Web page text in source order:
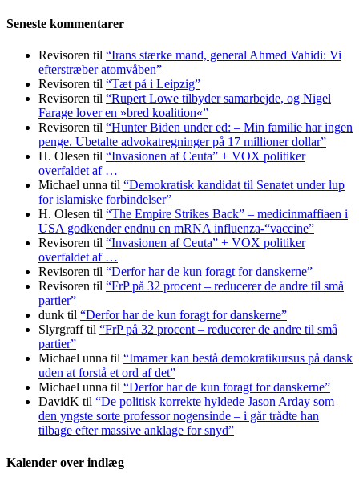
Seneste kommentarer
Revisoren til “Irans stærke mand, general Ahmed Vahidi: Vi
efterstræber atomvåben”
Revisoren til “Tæt på i Leipzig”
Revisoren til “Rupert Lowe tilbyder samarbejde, og Nigel
Farage lover en »bred koalition«”
Revisoren til “Hunter Biden under ed: – Min familie har ingen
penge. Ubetalte advokat­regninger på 17 millioner dollar”
H. Olesen til “Invasionen af Ceuta” + VOX politiker
overfaldet af …
Michael unna til “Demokratisk kandidat til Senatet under lup
for islamiske forbindelser”
H. Olesen til “The Empire Strikes Back” – medicinmaffiaen i
USA godkender endnu en mRNA influenza-“vaccine”
Revisoren til “Invasionen af Ceuta” + VOX politiker
overfaldet af …
Revisoren til “Derfor har de kun foragt for danskerne”
Revisoren til “FrP på 32 procent – reducerer de andre til små
partier”
dunk til “Derfor har de kun foragt for danskerne”
Slyrgrafftil “FrP på 32 procent – reducerer de andre til små
partier”
Michael unna til “Imamer kan bestå demokratikursus på dansk
uden at forstå et ord af det”
Michael unna til “Derfor har de kun foragt for danskerne”
DavidK til “De politisk korrekte hyldede Jason Arday som
den yngste sorte professor nogensinde – i går trådte han
tilbage efter massive anklage for snyd”
Kalender over indlæg